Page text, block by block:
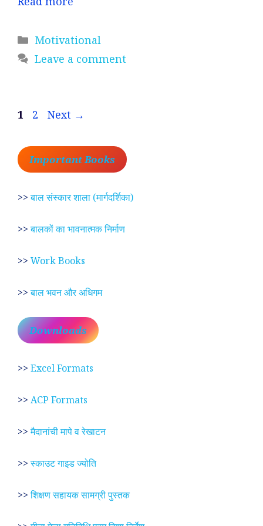
Categories
Motivational
Leave a comment
Page
1 Page
2 Next →
Important Books
>>बाल संस्कार शाला (मार्गदर्शिका)
>>बालकों का भावनात्मक निर्माण
>> Work Books
>>बाल भवन और अधिगम
Downloads
>> Excel Formats
>> ACP Formats
>>मैदानांची मापे व रेखाटन
>>स्काउट गाइड ज्योति
>>शिक्षण सहायक सामग्री पुस्तक